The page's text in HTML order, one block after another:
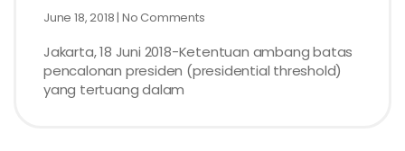
June 18, 2018 No Comments
Jakarta, 18 Juni 2018-Ketentuan ambang batas
pencalonan presiden (presidential threshold)
yang tertuang dalam